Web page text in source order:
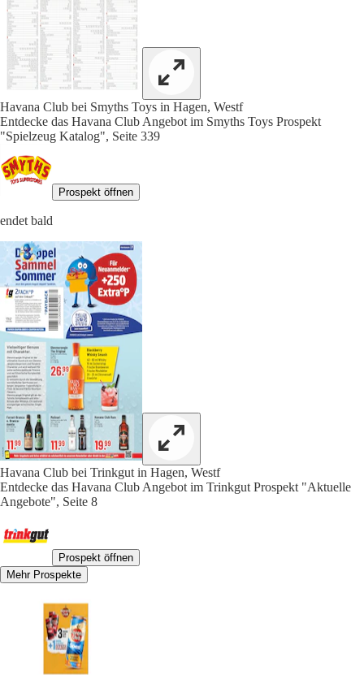
Havana Club bei Smyths Toys in Hagen, Westf
Entdecke das Havana Club Angebot im Smyths Toys Prospekt
"Spielzeug Katalog", Seite 339
Prospekt öffnen
endet bald
Havana Club bei Trinkgut in Hagen, Westf
Entdecke das Havana Club Angebot im Trinkgut Prospekt "Aktuelle
Angebote", Seite 8
Prospekt öffnen
Mehr Prospekte